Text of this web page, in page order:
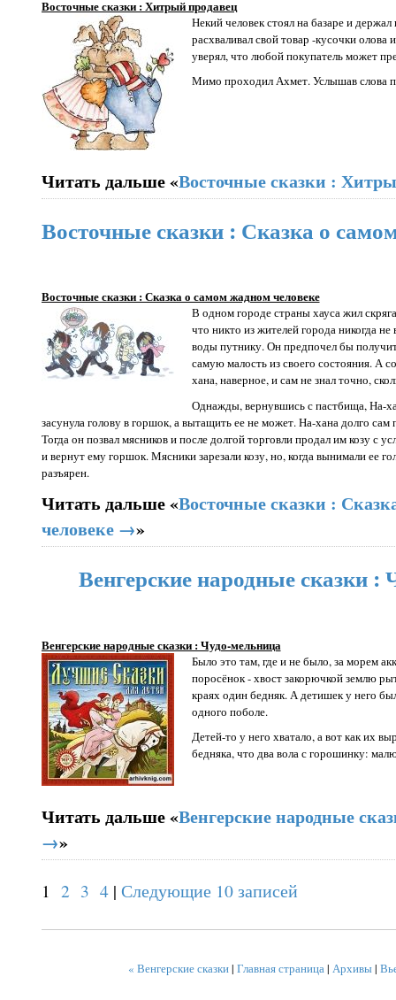
Восточные сказки : Хитрый продавец
Некий человек стоял на базаре и
расхваливал свой товар -кусочки олова
уверял, что любой покупатель может
Мимо проходил Ахмет. Услышав слова
Читать дальше «Восточные сказки :
Восточные сказки : Сказка о
Восточные сказки : Сказка о самом жадном человеке
В одном городе страны хауса жил
что никто из жителей города никогда
воды путнику. Он предпочел бы
самую малость из своего состояния. А
хана, наверное, и сам не знал точно,
Однажды, вернувшись с пастбища, На-
засунула голову в горшок, а вытащить ее не может. На-хана долго
Тогда он позвал мясников и после долгой торговли продал им козу с
и вернут ему горшок. Мясники зарезали козу, но, когда вынимали ее
разъярен.
Читать дальше «Восточные сказки :
человеке →»
Венгерские народные сказки :
Венгерские народные сказки : Чудо-мельница
Было это там, где и не было, за морем
поросёнок - хвост закорючкой землю
краях один бедняк. А детишек у него
одного поболе.
Детей-то у него хватало, а вот как их
бедняка, что два вола с горошинку:
Читать дальше «Венгерские народные
→»
1 2 3 4| Следующие 10 записей
« Венгерские сказки| Главная страница | Архивы|